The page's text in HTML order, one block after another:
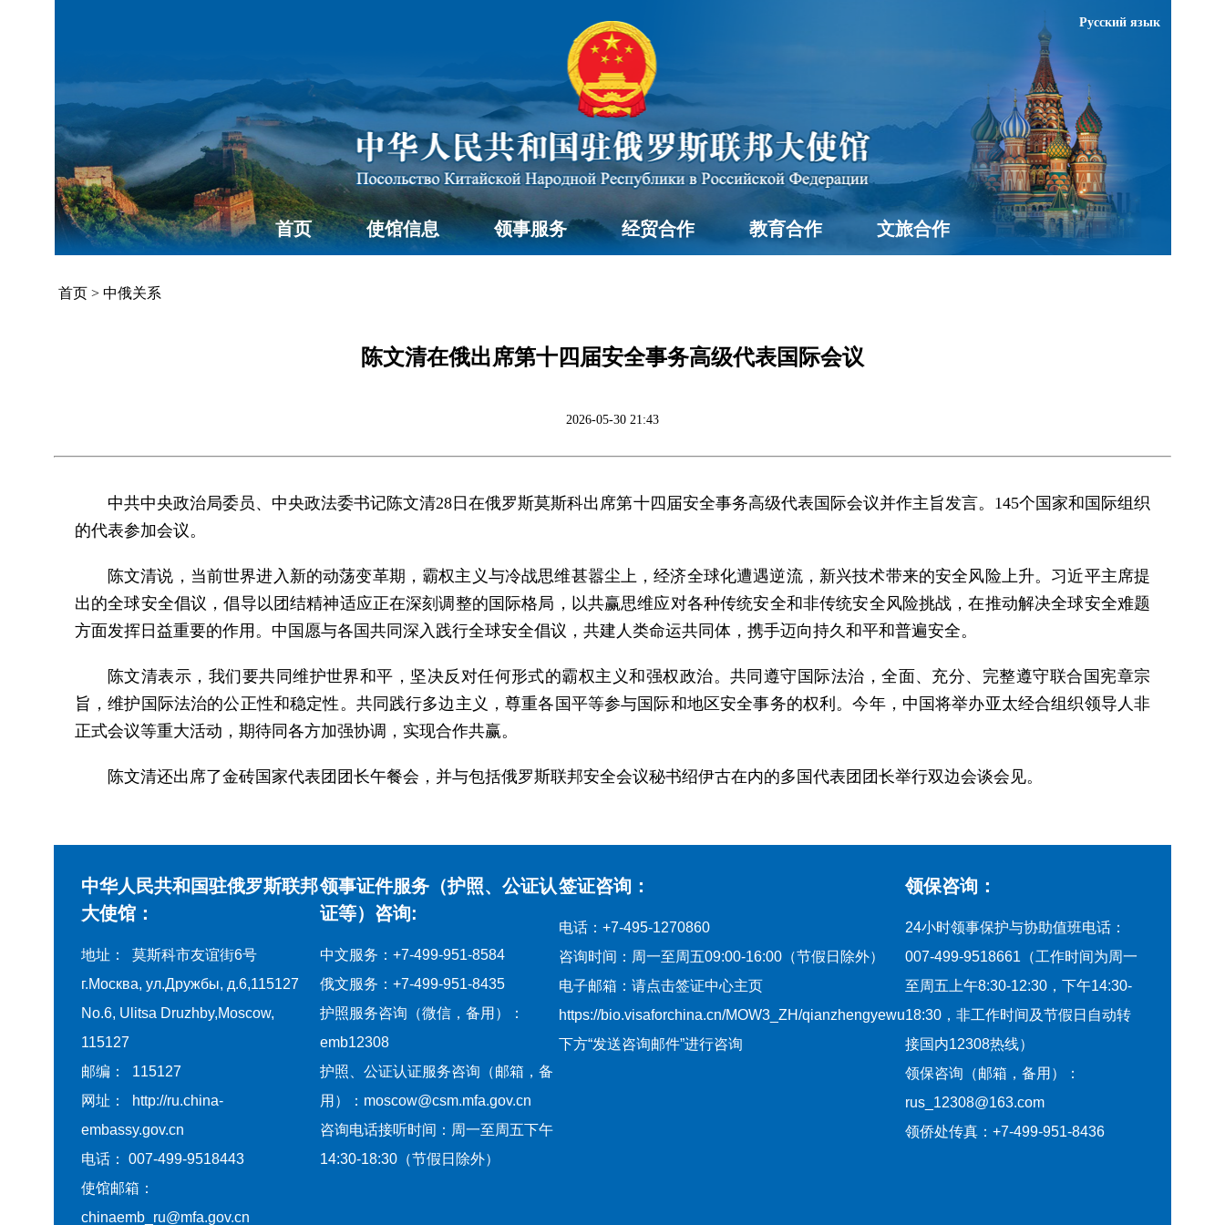
Русский язык
首页 使馆信息 领事服务 经贸合作 教育合作 文旅合作
首页 > 中俄关系
陈文清在俄出席第十四届安全事务高级代表国际会议
2026-05-30 21:43
中共中央政治局委员、中央政法委书记陈文清28日在俄罗斯莫斯科出席第十四届安全事务高级代表国际会议并作主旨发言。145个国家和国际组织
的代表参加会议。
陈文清说，当前世界进入新的动荡变革期，霸权主义与冷战思维甚嚣尘上，经济全球化遭遇逆流，新兴技术带来的安全风险上升。习近平主席提
出的全球安全倡议，倡导以团结精神适应正在深刻调整的国际格局，以共赢思维应对各种传统安全和非传统安全风险挑战，在推动解决全球安全难题
方面发挥日益重要的作用。中国愿与各国共同深入践行全球安全倡议，共建人类命运共同体，携手迈向持久和平和普遍安全。
陈文清表示，我们要共同维护世界和平，坚决反对任何形式的霸权主义和强权政治。共同遵守国际法治，全面、充分、完整遵守联合国宪章宗
旨，维护国际法治的公正性和稳定性。共同践行多边主义，尊重各国平等参与国际和地区安全事务的权利。今年，中国将举办亚太经合组织领导人非
正式会议等重大活动，期待同各方加强协调，实现合作共赢。
陈文清还出席了金砖国家代表团团长午餐会，并与包括俄罗斯联邦安全会议秘书绍伊古在内的多国代表团团长举行双边会谈会见。
中华人民共和国驻俄罗斯联邦
大使馆：
地址： 莫斯科市友谊街6号
г.Москва, ул.Дружбы, д.6,115127
No.6, Ulitsa Druzhby,Moscow,
115127
邮编： 115127
网址： http://ru.china-
embassy.gov.cn
电话： 007-499-9518443
使馆邮箱：
chinaemb_ru@mfa.gov.cn
领事证件服务（护照、公证认
证等）咨询:
中文服务：+7-499-951-8584
俄文服务：+7-499-951-8435
护照服务咨询（微信，备用）：
emb12308
护照、公证认证服务咨询（邮箱，备
用）：moscow@csm.mfa.gov.cn
咨询电话接听时间：周一至周五下午
14:30-18:30（节假日除外）
签证咨询：
电话：+7-495-1270860
咨询时间：周一至周五09:00-16:00（节假日除外）
电子邮箱：请点击签证中心主页
https://bio.visaforchina.cn/MOW3_ZH/qianzhengyewu
下方“发送咨询邮件”进行咨询
领保咨询：
24小时领事保护与协助值班电话：
007-499-9518661（工作时间为周一
至周五上午8:30-12:30，下午14:30-
18:30，非工作时间及节假日自动转
接国内12308热线）
领保咨询（邮箱，备用）：
rus_12308@163.com
领侨处传真：+7-499-951-8436